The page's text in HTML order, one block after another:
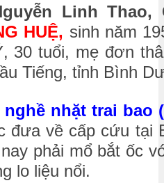
Linh
HUỆ, sinh năm
30 tuổi, mẹ đơn
Tiếng, tỉnh Bình
nghề nhặt trai
đưa về cấp cứu tại
phải mổ bắt ốc
lo liệu nổi.